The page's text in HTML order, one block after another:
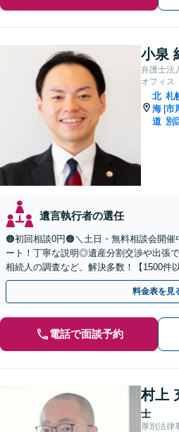
小泉
弁護士法
オフィス
北
海
道
|
札
市
別
遺言執行者の選任
🟠初回相談0円🟠＼土日・無料相談会開
ート！丁寧な説明◎遺産分割交渉や出張
相続人の調査など、解決多数！【1500件
セス良好】【分かりやすい料金体系】
料金表を見
電話で面談予約
村上
士
厚別法律